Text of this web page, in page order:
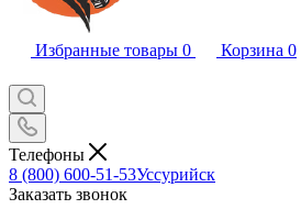
Избранные товары 0 Корзина 0
Телефоны
8 (800) 600-51-53Уссурийск
Заказать звонок